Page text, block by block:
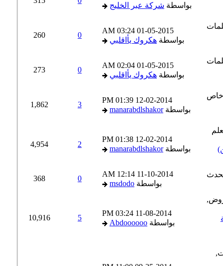
بواسطةشركة عبر الخليج
01-05-2015
03:24 AM
بواسطةهكروك يأاقلبي
260
01-05-2015
02:04 AM
بواسطةهكروك يأاقلبي
273
12-02-2014
01:39 PM
بواسطةmanarabdlshakor
1,862
12-02-2014
01:38 PM
بواسطةmanarabdlshakor
4,954
11-10-2014
12:14 AM
بواسطةmsdodo
368
11-08-2014
03:24 PM
بواسطةAbdoooooo
10,916